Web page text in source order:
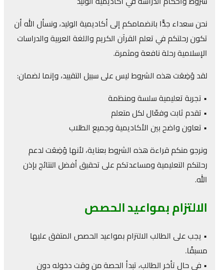
نحن سعداء جدًّا بانضمامكم إلى أكاديمية الوليد، ونسأل الله أن
تكون رحلتكم في تعلم القرآن الكريم واللغة العربية والدراسات
الإسلامية رحلة نافعة ومثمرة.
لقد وُضِعَت هذه الشروط ليس على سبيل التقييد، وإنما لضمان:
• تجربة تعليمية سلسة ومنظمة
• تقدم ثابت وفعّال لكل متعلم
• تعاون واضح بين الأكاديمية وجميع الطلاب
ونرجو منكم قراءة هذه الشروط بعناية، لأنها وُضِعَت لدعم
رحلتكم التعليمية ومساعدتكم على تحقيق أفضل النتائج بإذن
الله.
الالتزام بمواعيد الحصص
• يجب على الطالب الالتزام بمواعيد الحصص المتفق عليها
مسبقًا.
• في حال تأخر الطالب، تبدأ الحصة من وقت دخوله دون